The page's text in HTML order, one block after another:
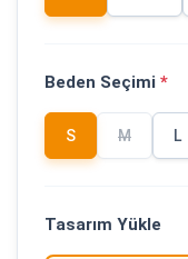
Beden Seçimi *
S M L
Tasarım Yükle